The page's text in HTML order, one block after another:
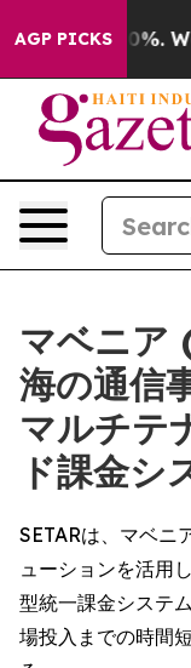
AGP PICKS
40%. Well, it
マベニア
海の通信
マルチテ
ド課金シ
SETARは、マベニ
ューションを活用
型統一課金システ
場投入までの時間